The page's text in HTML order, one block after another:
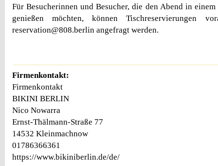
Für Besucherinnen und Besucher, die den Abend in
genießen möchten, können Tischreservierungen
reservation@808.berlin angefragt werden.
Firmenkontakt:
Firmenkontakt
BIKINI BERLIN
Nico Nowarra
Ernst-Thälmann-Straße 77
14532 Kleinmachnow
01786366361
https://www.bikiniberlin.de/de/